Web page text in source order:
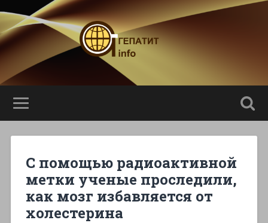
С помощью радиоактивной
метки ученые проследили,
как мозг избавляется от
холестерина